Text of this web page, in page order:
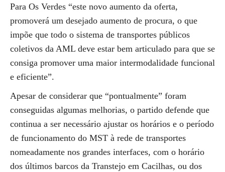
Para Os Verdes “este novo aumento da oferta,
promoverá um desejado aumento de procura, o que
impõe que todo o sistema de transportes públicos
coletivos da AML deve estar bem articulado para que se
consiga promover uma maior intermodalidade funcional
e eficiente”.
Apesar de considerar que “pontualmente” foram
conseguidas algumas melhorias, o partido defende que
continua a ser necessário ajustar os horários e o período
de funcionamento do MST à rede de transportes
nomeadamente nos grandes interfaces, com o horário
dos últimos barcos da Transtejo em Cacilhas, ou dos